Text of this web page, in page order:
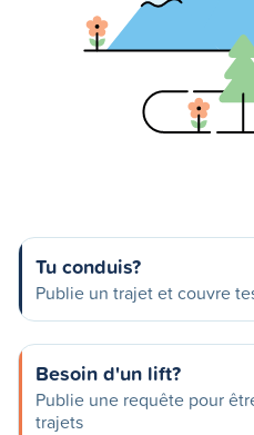
Tu conduis?
Publie un trajet et couvre
Besoin d'un lift?
Publie une requête pour
trajets